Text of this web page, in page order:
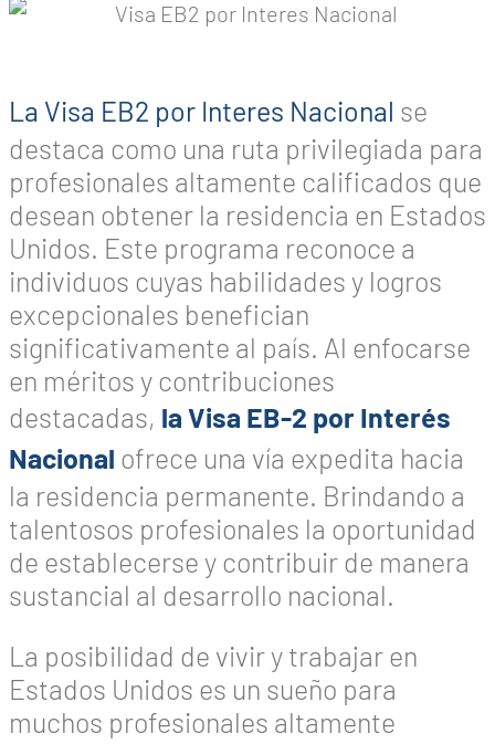
La Visa EB2 por Interes Nacional se
destaca como una ruta privilegiada para
profesionales altamente calificados que
desean obtener la residencia en Estados
Unidos. Este programa reconoce a
individuos cuyas habilidades y logros
excepcionales benefician
significativamente al país. Al enfocarse
en méritos y contribuciones
destacadas, la Visa EB-2 por Interés
Nacional ofrece una vía expedita hacia
la residencia permanente. Brindando a
talentosos profesionales la oportunidad
de establecerse y contribuir de manera
sustancial al desarrollo nacional.
La posibilidad de vivir y trabajar en
Estados Unidos es un sueño para
muchos profesionales altamente